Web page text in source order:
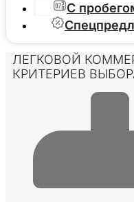
С
ЛЕГКОВОЙ
КРИТЕРИЕВ